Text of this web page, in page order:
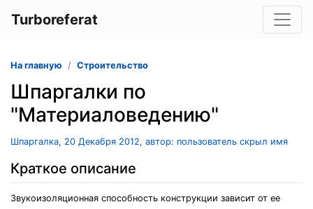
Turboreferat
На главную Строительство
Шпаргалки по
"Материаловедению"
Шпаргалка, 20 Декабря 2012, автор: пользователь скрыл имя
Краткое описание
Звукоизоляционная способность конструкции зависит от ее